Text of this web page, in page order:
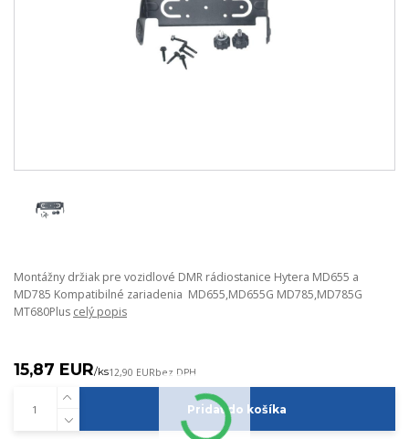
Montážny držiak pre vozidlové DMR rádiostanice Hytera MD655 a
MD785 Kompatibilné zariadenia MD655,MD655G MD785,MD785G
MT680Plus celý popis
15,87 EUR/ks12,90 EURbez DPH
Pridať do košíka